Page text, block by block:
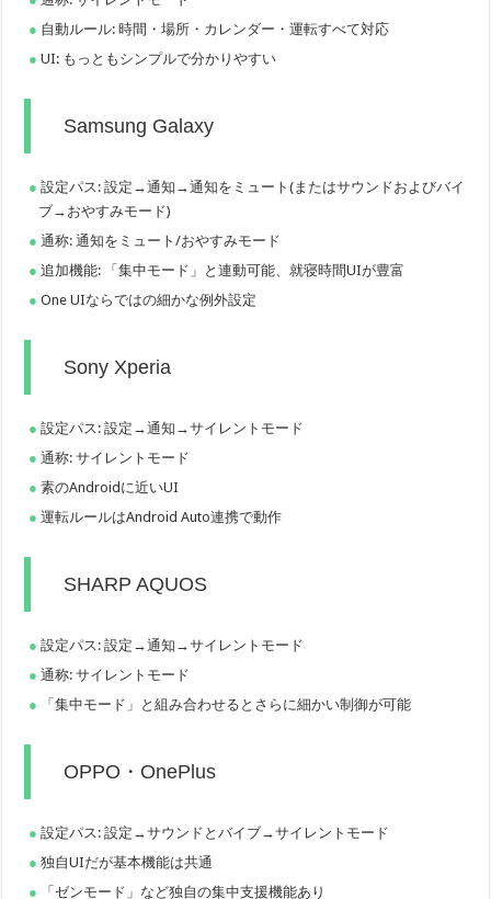
自動ルール: 時間・場所・カレンダー・運転すべて対応
UI: もっともシンプルで分かりやすい
Samsung Galaxy
設定パス: 設定→通知→通知をミュート(またはサウンドおよびバイ
ブ→おやすみモード)
通称: 通知をミュート/おやすみモード
追加機能: 「集中モード」と連動可能、就寝時間UIが豊富
One UIならではの細かな例外設定
Sony Xperia
設定パス: 設定→通知→サイレントモード
通称: サイレントモード
素のAndroidに近いUI
運転ルールはAndroid Auto連携で動作
SHARP AQUOS
設定パス: 設定→通知→サイレントモード
通称: サイレントモード
「集中モード」と組み合わせるとさらに細かい制御が可能
OPPO・OnePlus
設定パス: 設定→サウンドとバイブ→サイレントモード
独自UIだが基本機能は共通
「ゼンモード」など独自の集中支援機能あり